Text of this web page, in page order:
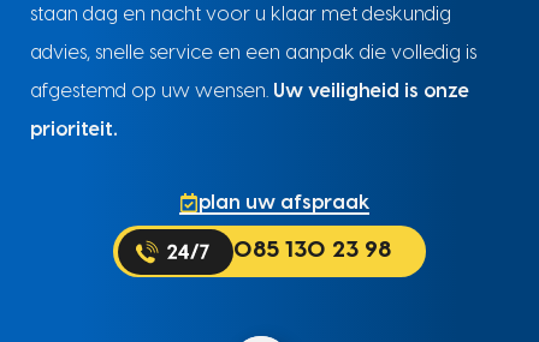
staan dag en nacht voor u klaar met deskundig
advies, snelle service en een aanpak die volledig is
afgestemd op uw wensen. Uw veiligheid is onze
prioriteit.
plan uw afspraak
085 130 23 98